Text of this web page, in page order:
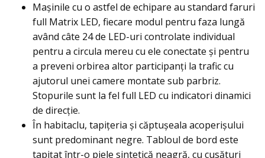
Maşinile cu o astfel de echipare au standard faruri
full Matrix LED, fiecare modul pentru faza lungă
având câte 24 de LED-uri controlate individual
pentru a circula mereu cu ele conectate şi pentru
a preveni orbirea altor participanţi la trafic cu
ajutorul unei camere montate sub parbriz.
Stopurile sunt la fel full LED cu indicatori dinamici
de direcţie.
În habitaclu, tapițeria și căptușeala acoperișului
sunt predominant negre. Tabloul de bord este
tapițat într-o piele sintetică neagră, cu cusături